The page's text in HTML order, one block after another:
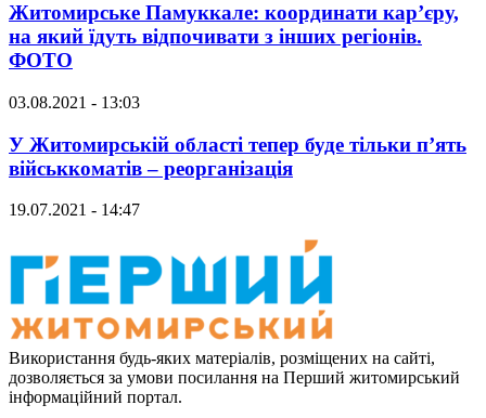
Житомирське Памуккале: координати кар’єру,
на який їдуть відпочивати з інших регіонів.
ФОТО
03.08.2021 - 13:03
У Житомирській області тепер буде тільки п’ять
військкоматів – реорганізація
19.07.2021 - 14:47
Використання будь-яких матеріалів, розміщених на сайті,
дозволяється за умови посилання на Перший житомирський
інформаційний портал.